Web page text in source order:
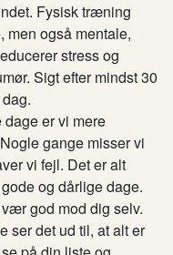
Fysisk træning
men også mentale,
stress og
Sigt efter mindst 30
dage er vi mere
gange misser vi
vi fejl. Det er alt
og dårlige dage.
god mod dig selv.
ser det ud til, at alt er